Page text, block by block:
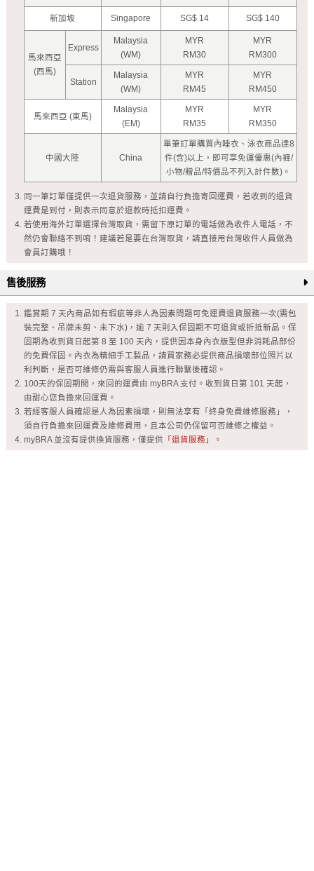
新加坡 Singapore SG$ 14 SG$ 140
馬來西亞
(西馬)
Express
Malaysia
(WM)
MYR
RM30
MYR
RM300
Station
Malaysia
(WM)
MYR
RM45
MYR
RM450
馬來西亞 (東馬)
Malaysia
(EM)
MYR
RM35
MYR
RM350
中國大陸 China
單筆訂單購買內睡衣、泳衣商品達8
件(含)以上，即可享免運優惠(內褲/
小物/贈品/特價品不列入計件數)。
同一筆訂單僅提供一次退貨服務，並請自行負擔寄回運費，若收到的退貨
運費是到付，則表示同意於退款時抵扣運費。
若使用海外訂單選擇台灣取貨，需留下原訂單的電話做為收件人電話，不
然仍會聯絡不到唷！建議若是要在台灣取貨，請直接用台灣收件人員做為
會員訂購哦！
售後服務
鑑賞期 7 天內商品如有瑕疵等非人為因素問題可免運費退貨服務一次(需包
裝完整、吊牌未剪、未下水)，逾 7 天則入保固期不可退貨或折抵新品。保
固期為收到貨日起第 8 至 100 天內，提供因本身內衣版型但非消耗品部份
的免費保固。內衣為精細手工製品，請買家務必提供商品損壞部位照片以
利判斷，是否可維修仍需與客服人員進行聯繫後確認。
100天的保固期間，來回的運費由 myBRA 支付。收到貨日第 101 天起，
由甜心您負擔來回運費。
若經客服人員確認是人為因素損壞，則無法享有「終身免費維修服務」，
須自行負擔來回運費及維修費用，且本公司仍保留可否維修之權益。
myBRA 並沒有提供換貨服務，僅提供 「退貨服務」。